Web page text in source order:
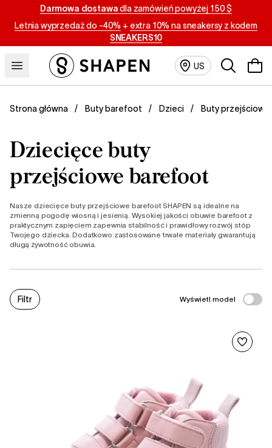
Darmowa dostawadla zamówień powyżej 150 $
Letnia wyprzedaż do -40% + extra 10% na sneakersy z kodem
SNEAKERS10
US Szukaj
Strona główna Buty barefoot Dzieci Buty przejściowe
Dziecięce buty
przejściowe barefoot
Nasze dziecięce buty przejściowe barefoot SHAPEN są idealne na
zmienną pogodę wiosną i jesienią. Wysokiej jakości obuwie barefoot z
praktycznym zapięciem zapewnia stabilność i prawidłowy rozwój stóp
Twojego dziecka. Dodatkowo zastosowane trwałe materiały gwarantują
długą żywotność obuwia.
Filtr Wyświetl model